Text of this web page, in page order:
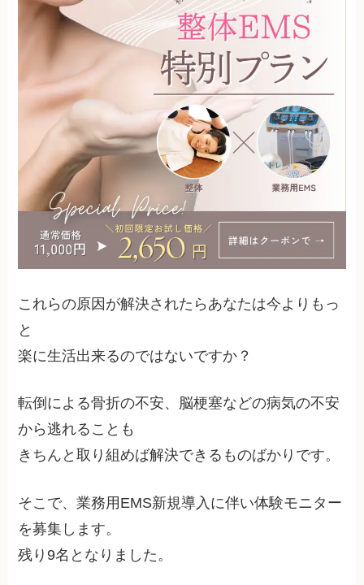
これらの原因が解決されたらあなたは今よりもっ
と
楽に生活出来るのではないですか？
転倒による骨折の不安、脳梗塞などの病気の不安
から逃れることも
きちんと取り組めば解決できるものばかりです。
そこで、業務用EMS新規導入に伴い体験モニター
を募集します。
残り9名となりました。